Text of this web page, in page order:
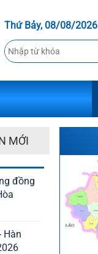
Thứ Bảy, 08/08/2026
MỚI
đồng
Hàn